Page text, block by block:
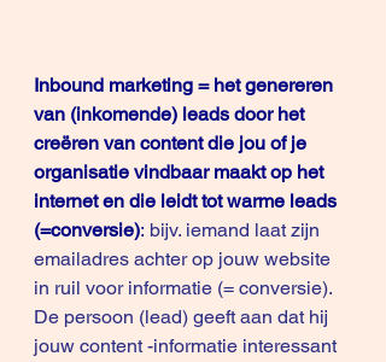
Inbound marketing = het genereren
van (inkomende) leads door het
creëren van content die jou of je
organisatie vindbaar maakt op het
internet en die leidt tot warme leads
(=conversie): bijv. iemand laat zijn
emailadres achter op jouw website
in ruil voor informatie (= conversie).
De persoon (lead) geeft aan dat hij
jouw content -informatie interessant